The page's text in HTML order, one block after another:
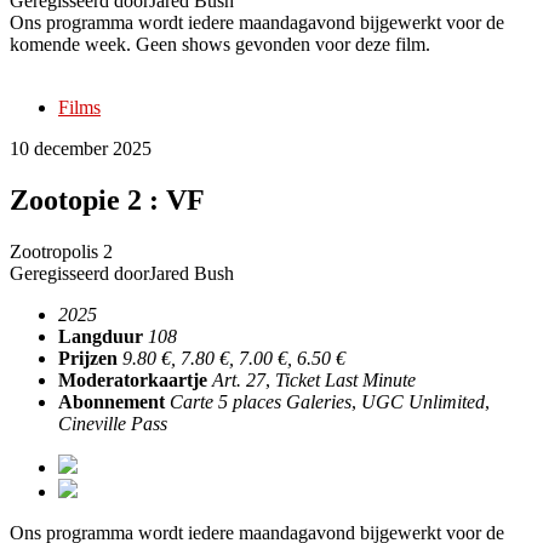
Ons programma wordt iedere maandagavond bijgewerkt voor de
komende week. Geen shows gevonden voor deze film.
Films
10 december 2025
Zootopie 2 : VF
Zootropolis 2
Geregisseerd doorJared Bush
2025
Langduur 108
Prijzen 9.80 €, 7.80 €, 7.00 €, 6.50 €
Moderatorkaartje Art. 27, Ticket Last Minute
Abonnement Carte 5 places Galeries, UGC Unlimited,
Cineville Pass
Ons programma wordt iedere maandagavond bijgewerkt voor de